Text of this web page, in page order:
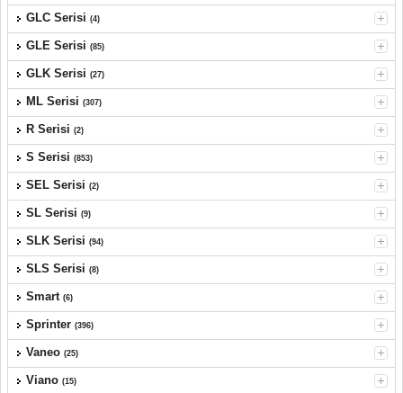
GLC Serisi (4)
GLE Serisi (85)
GLK Serisi (27)
ML Serisi (307)
R Serisi (2)
S Serisi (853)
SEL Serisi (2)
SL Serisi (9)
SLK Serisi (94)
SLS Serisi (8)
Smart (6)
Sprinter (396)
Vaneo (25)
Viano (15)